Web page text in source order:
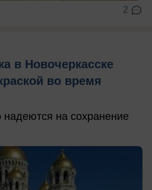
2
в Новочеркасске
во время
надеются на сохранение